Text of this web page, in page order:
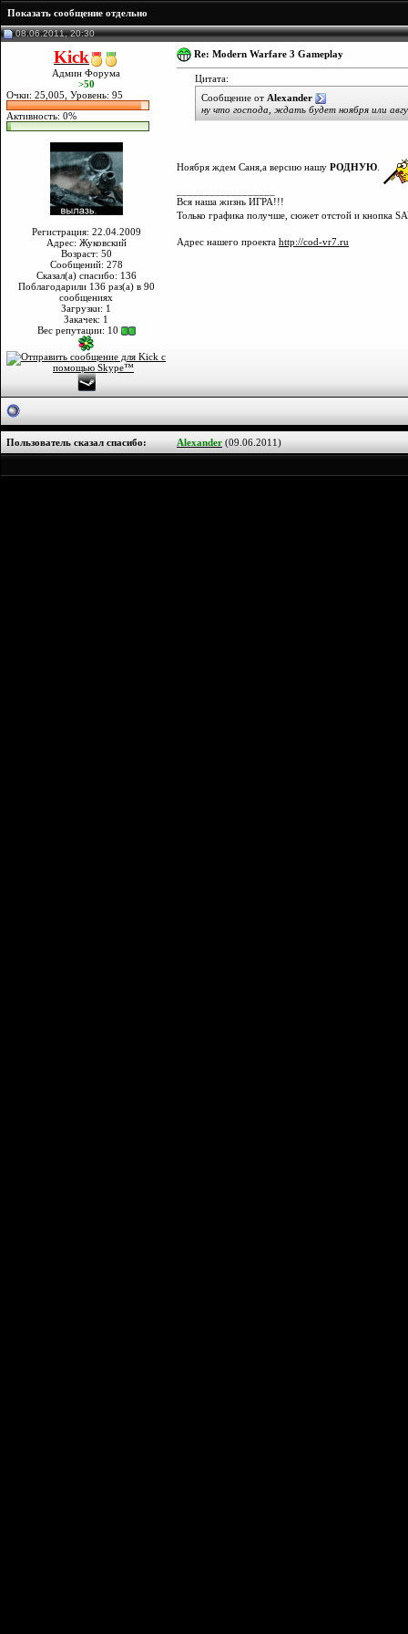
Показать сообщение отдельно
08.06.2011, 20:30
Kick
Админ Форума
>50
Очки: 25,005, Уровень: 95
Активность: 0%
Регистрация: 22.04.2009
Адрес: Жуковский
Возраст: 50
Сообщений: 278
Сказал(а) спасибо: 136
Поблагодарили 136 раз(а) в 90
сообщениях
Загрузки: 1
Закачек: 1
Вес репутации: 10
Re: Modern Warfare 3 Gameplay
Цитата:
Сообщение от Alexander
ну что господа, ждать будет ноября или
Ноября ждем Саня,а версию нашу РОДНУЮ
Вся наша жизнь ИГРА!!!
Только графика получше, сюжет отстой и кнопка
Адрес нашего проекта http://cod-vr7.ru
Пользователь сказал cпасибо: Alexander (09.06.2011)